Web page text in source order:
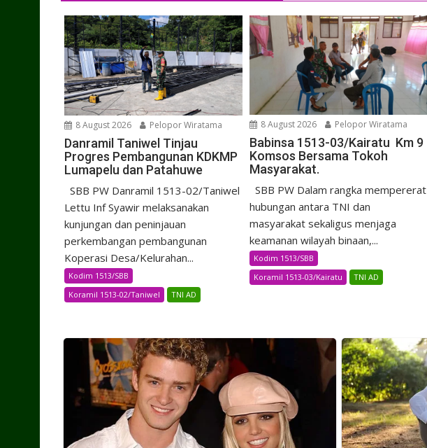
8 August 2026 Pelopor Wiratama
Danramil Taniwel Tinjau
Progres Pembangunan KDKMP
Lumapelu dan Patahuwe
SBB PW Danramil 1513-02/Taniwel
Lettu Inf Syawir melaksanakan
kunjungan dan peninjauan
perkembangan pembangunan
Koperasi Desa/Kelurahan...
Kodim 1513/SBB
Koramil 1513-02/Taniwel
TNI AD
8 August 2026 Pelopor Wiratama
Babinsa 1513-03/Kairatu Km 9
Komsos Bersama Tokoh
Masyarakat.
SBB PW Dalam rangka mempererat
hubungan antara TNI dan
masyarakat sekaligus menjaga
keamanan wilayah binaan,...
Kodim 1513/SBB
Koramil 1513-03/Kairatu
TNI AD